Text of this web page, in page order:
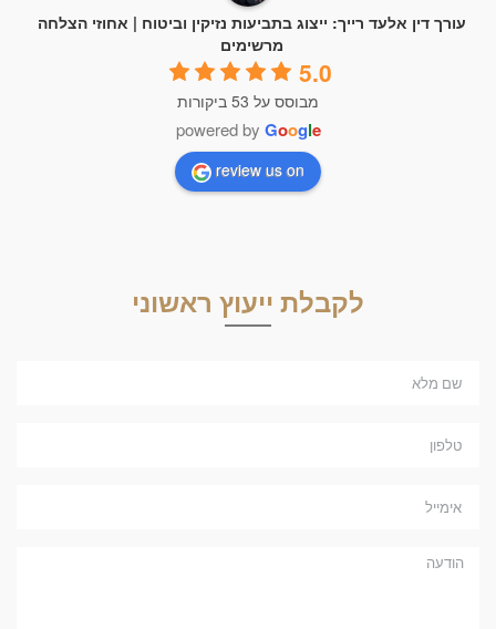
עורך דין אלעד רייך: ייצוג בתביעות נזיקין וביטוח | אחוזי הצלחה
מרשימים
5.0
מבוסס על 53 ביקורות
powered by Google
review us on
לקבלת ייעוץ ראשוני